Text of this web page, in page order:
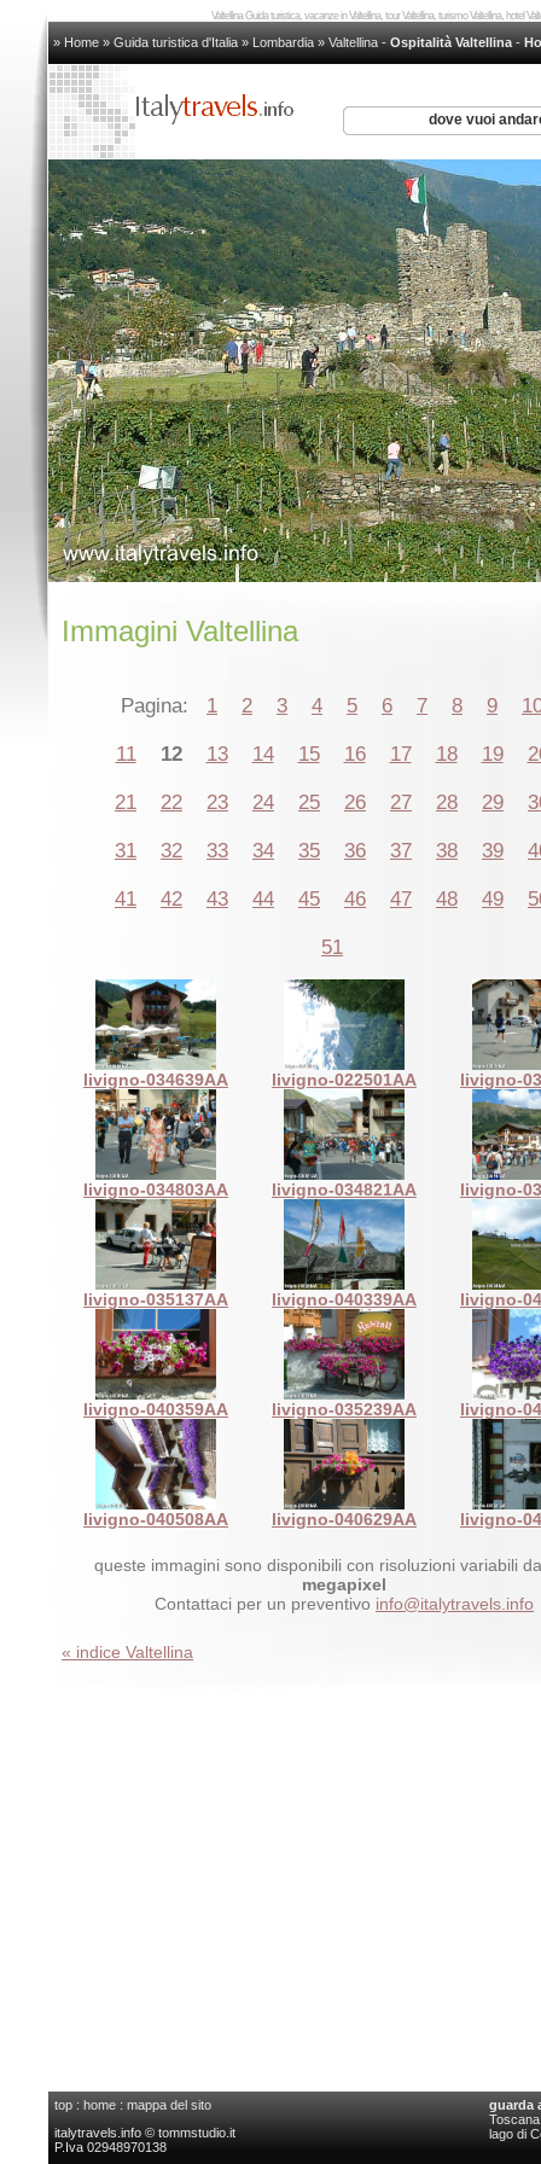
Valtellina Guida turistica, vacanze in Valtellina, tour Valtellina, turismo Valtellina, hotel
» Home » Guida turistica d'Italia » Lombardia » Valtellina - Ospitalità Valtellina -
dove vuoi
Immagini Valtellina
Pagina: 1 2 3 4 5 6 7 8 9
11 12 13 14 15 16 17 18 19
21 22 23 24 25 26 27 28 29
31 32 33 34 35 36 37 38 39
41 42 43 44 45 46 47 48 49
51
livigno-034639AA livigno-022501AA livigno-
livigno-034803AA livigno-034821AA livigno-
livigno-035137AA livigno-040339AA livigno-
livigno-040359AA livigno-035239AA livigno-
livigno-040508AA livigno-040629AA livigno-
queste immagini sono disponibili con risoluzioni variabili
megapixel
Contattaci per un preventivo info@italytravels.info
« indice Valtellina
top : home : mappa del sito
italytravels.info © tommstudio.it
P.Iva 02948970138
guarda
lago di